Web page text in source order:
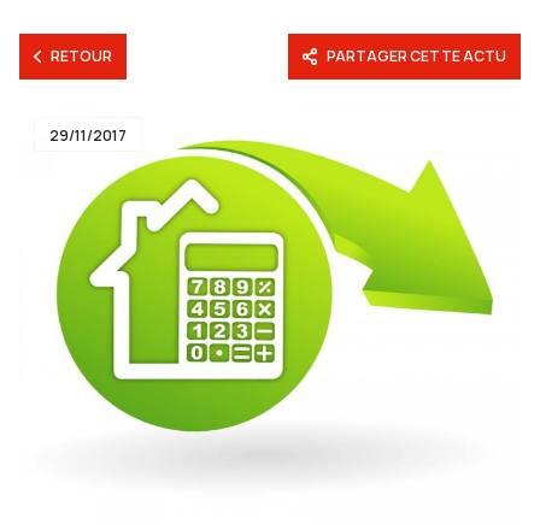
RETOUR PARTAGER CETTE ACTU
29/11/2017